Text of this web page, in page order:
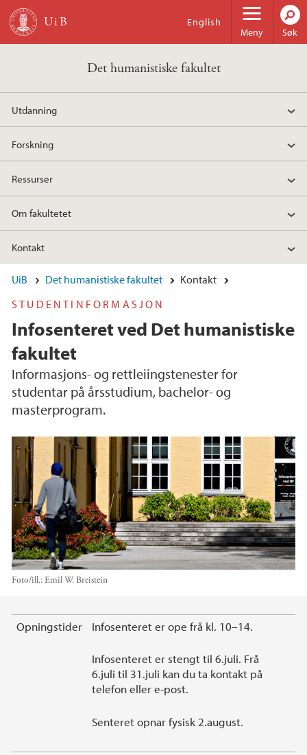
Hopp til hovedinnhold
Meny
English
Søk
Det humanistiske fakultet
Utdanning
Forskning
Ressurser
Om fakultetet
Kontakt
UiB Det humanistiske fakultet
Kontakt
STUDENTINFORMASJON
Infosenteret ved Det humanistiske
fakultet
Informasjons- og rettleiingstenester for
studentar på årsstudium, bachelor- og
masterprogram.
Foto/ill.:Emil W. Breistein
Hovedinnhold
Opningstider Infosenteret er ope frå kl. 10–14.
Infosenteret er stengt til 6.juli. Frå
6.juli til 31.juli kan du ta kontakt på
telefon eller e-post.
Senteret opnar fysisk 2.august.